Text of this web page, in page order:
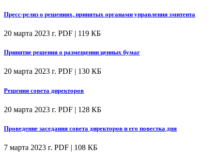
Пресс-релиз о решениях, принятых органами управления эмитента
20 марта 2023 г. PDF | 119 КБ
Принятие решения о размещении ценных бумаг
20 марта 2023 г. PDF | 130 КБ
Решения совета директоров
20 марта 2023 г. PDF | 128 КБ
Проведение заседания совета директоров и его повестка дня
7 марта 2023 г. PDF | 108 КБ